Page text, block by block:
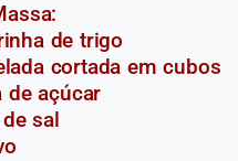
de trigo
cortada em cubos
de açúcar
sal